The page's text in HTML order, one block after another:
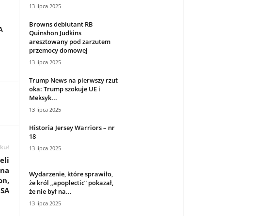
13 lipca 2025
Browns debiutant RB
Quinshon Judkins
aresztowany pod zarzutem
przemocy domowej
13 lipca 2025
Trump News na pierwszy rzut
oka: Trump szokuje UE i
Meksyk...
13 lipca 2025
Historia Jersey Warriors – nr
18
13 lipca 2025
Wydarzenie, które sprawiło,
że król „apoplectic” pokazał,
że nie był na...
13 lipca 2025